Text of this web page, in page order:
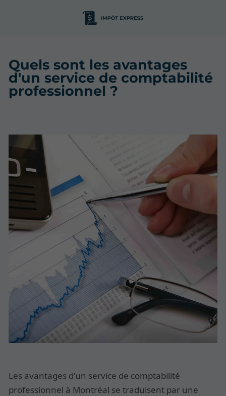
Quels sont les avantages
d'un service de comptabilité
professionnel ?
Les avantages d'un service de comptabilité
professionnel à Montréal se traduisent par une